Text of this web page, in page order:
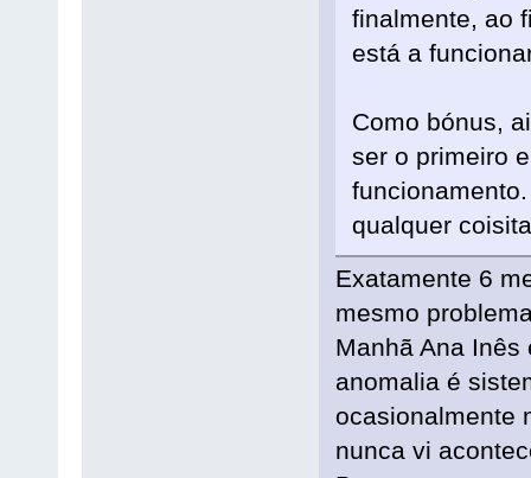
finalmente, ao
está a
Como bónus,
ser o primeiro
qualquer
Exatamente 6
mesmo
Manhã Ana Inês
anomalia é
ocasionalmente
nunca vi